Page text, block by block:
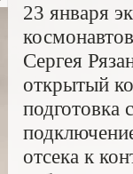
23 января
Сергея
открытый
подготовка
отсека к